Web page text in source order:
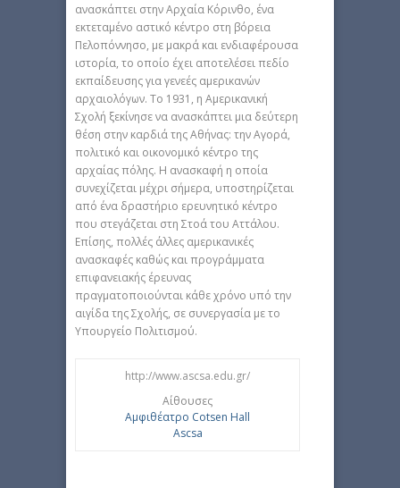
ανασκάπτει στην Αρχαία Κόρινθο, ένα
εκτεταμένο αστικό κέντρο στη βόρεια
Πελοπόννησο, με μακρά και ενδιαφέρουσα
ιστορία, το οποίο έχει αποτελέσει πεδίο
εκπαίδευσης για γενεές αμερικανών
αρχαιολόγων. Το 1931, η Αμερικανική
Σχολή ξεκίνησε να ανασκάπτει μια δεύτερη
θέση στην καρδιά της Αθήνας: την Αγορά,
πολιτικό και οικονομικό κέντρο της
αρχαίας πόλης. Η ανασκαφή η οποία
συνεχίζεται μέχρι σήμερα, υποστηρίζεται
από ένα δραστήριο ερευνητικό κέντρο
που στεγάζεται στη Στοά του Αττάλου.
Επίσης, πολλές άλλες αμερικανικές
ανασκαφές καθώς και προγράμματα
επιφανειακής έρευνας
πραγματοποιούνται κάθε χρόνο υπό την
αιγίδα της Σχολής, σε συνεργασία με το
Υπουργείο Πολιτισμού.
http://www.ascsa.edu.gr/
Αίθουσες
Αμφιθέατρο Cotsen Hall
Ascsa